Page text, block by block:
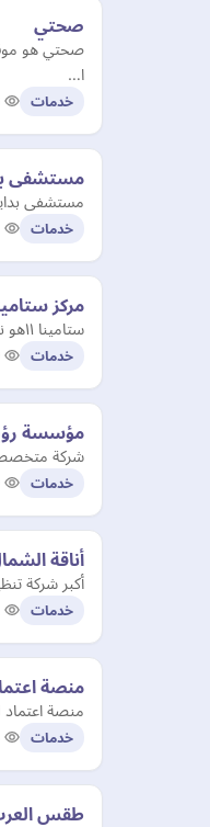
صحتي
صحتي هو
ا…
خدمات
مستشفى
مستشفى
خدمات
مركز ستامينا
ستامينا ١١هو نادي مرموق للجمباز والرياضة البدنية يقدم أنشطة ترفيهية وتنافسية في دبي. نقدم خدمات الجمباز للأطفال والكبار على حدٍ سواء
خدمات
مؤسسة
شركة متخصصة
خدمات
أناقة
أكبر شركة
خدمات
منصة
منصة اعتماد
خدمات
طقس